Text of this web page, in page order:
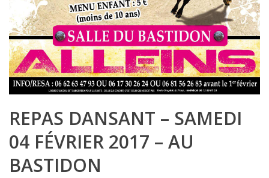
REPAS DANSANT – SAMEDI
04 FÉVRIER 2017 – AU
BASTIDON